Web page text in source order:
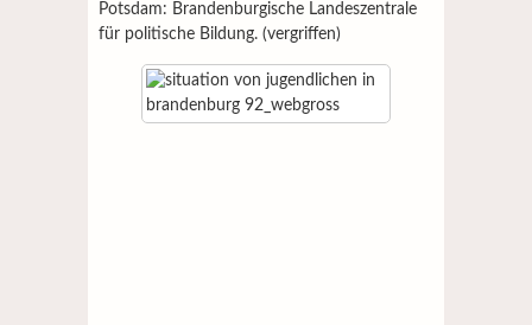
Potsdam: Brandenburgische Landeszentrale
für politische Bildung. (vergriffen)